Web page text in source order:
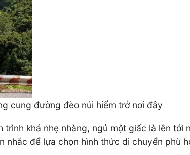
cung đường đèo núi hiểm trở nơi đây
khá nhẹ nhàng, ngủ một giấc là lên tới
để lựa chọn hình thức di chuyển phù